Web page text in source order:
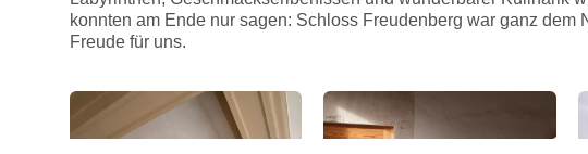
konnten am Ende nur sagen: Schloss Freudenberg war ganz dem
Freude für uns.